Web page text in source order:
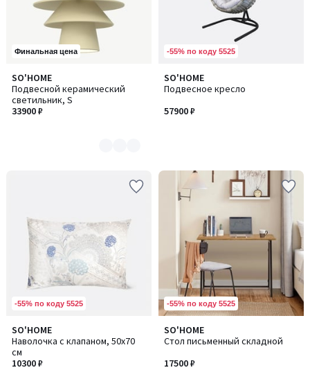
Финальная цена
SO'HOME
Подвесной керамический
светильник, S
33900 ₽
Количество
цветов:
6
-55% по коду 5525
SO'HOME
Подвесное кресло
57900 ₽
-55% по коду 5525
SO'HOME
Наволочка с клапаном, 50х70
см
10300 ₽
-55% по коду 5525
SO'HOME
Стол письменный складной
17500 ₽